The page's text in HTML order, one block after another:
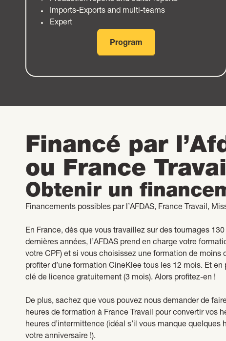
Imports-Exports and multi-teams
Expert
Program
Financé par
ou France
Obtenir un
Financements possibles par l’AFDAS, France Travail,
En France, dès que vous travaillez sur des tournages
dernières années, l’AFDAS prend en charge votre
votre CPF) et si vous choisissez une formation de moins
profiter d’une formation CineKlee tous les 12 mois. Et
clé de licence gratuitement (3 mois). Alors profitez-en !
De plus, sachez que vous pouvez nous demander de
heures de formation à France Travail pour convertir vos
heures d’intermittence (idéal s’il vous manque quelques
votre anniversaire !).